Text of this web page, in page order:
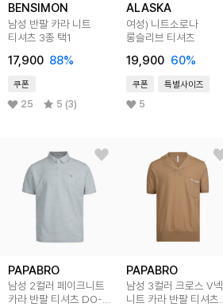
BENSIMON
남성 반팔 카라 니트
티셔츠 3종 택1
17,900 88%
쿠폰
25 5 (3)
ALASKA
여성) 니트소로나
롱슬리브 티셔츠
19,900 60%
쿠폰 특별사이즈
5
PAPABRO
남성 2컬러 페이크니트
카라 반팔 티셔츠 DO-
PAPABRO
남성 3컬러 크로스 V넥
니트 카라 반팔 티셔츠